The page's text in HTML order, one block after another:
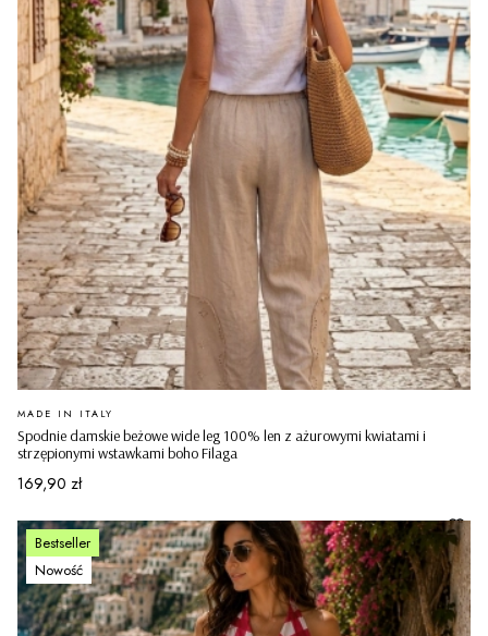
Spodnie damskie beżowe wide leg 100% len z ażurowymi kwiatami i
strzępionymi wstawkami boho Filaga
PRODUCENT
MADE IN ITALY
Cena
169,90 zł
Bestseller
Nowość